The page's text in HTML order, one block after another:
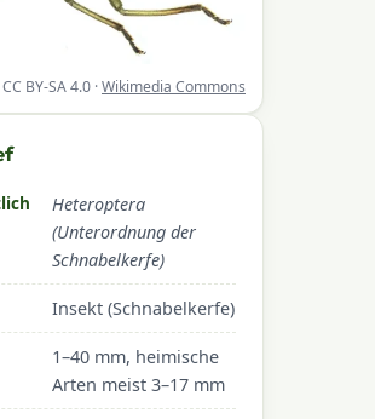
BY-SA 4.0 ·Wikimedia Commons
Heteroptera
(Unterordnung der
Schnabelkerfe)
Insekt (Schnabelkerfe)
1–40 mm, heimische
Arten meist 3–17 mm